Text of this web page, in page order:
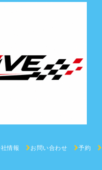
情報 お問い合わせ 予約